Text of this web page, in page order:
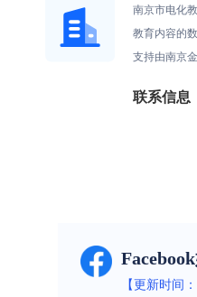
南京市电化
教育内容的
支持由南京
联系信息
【更新时间